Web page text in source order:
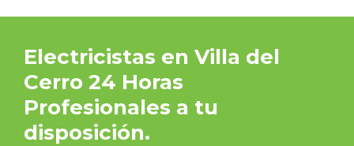
Electricistas en Villa del
Cerro 24 Horas
Profesionales a tu
disposición.